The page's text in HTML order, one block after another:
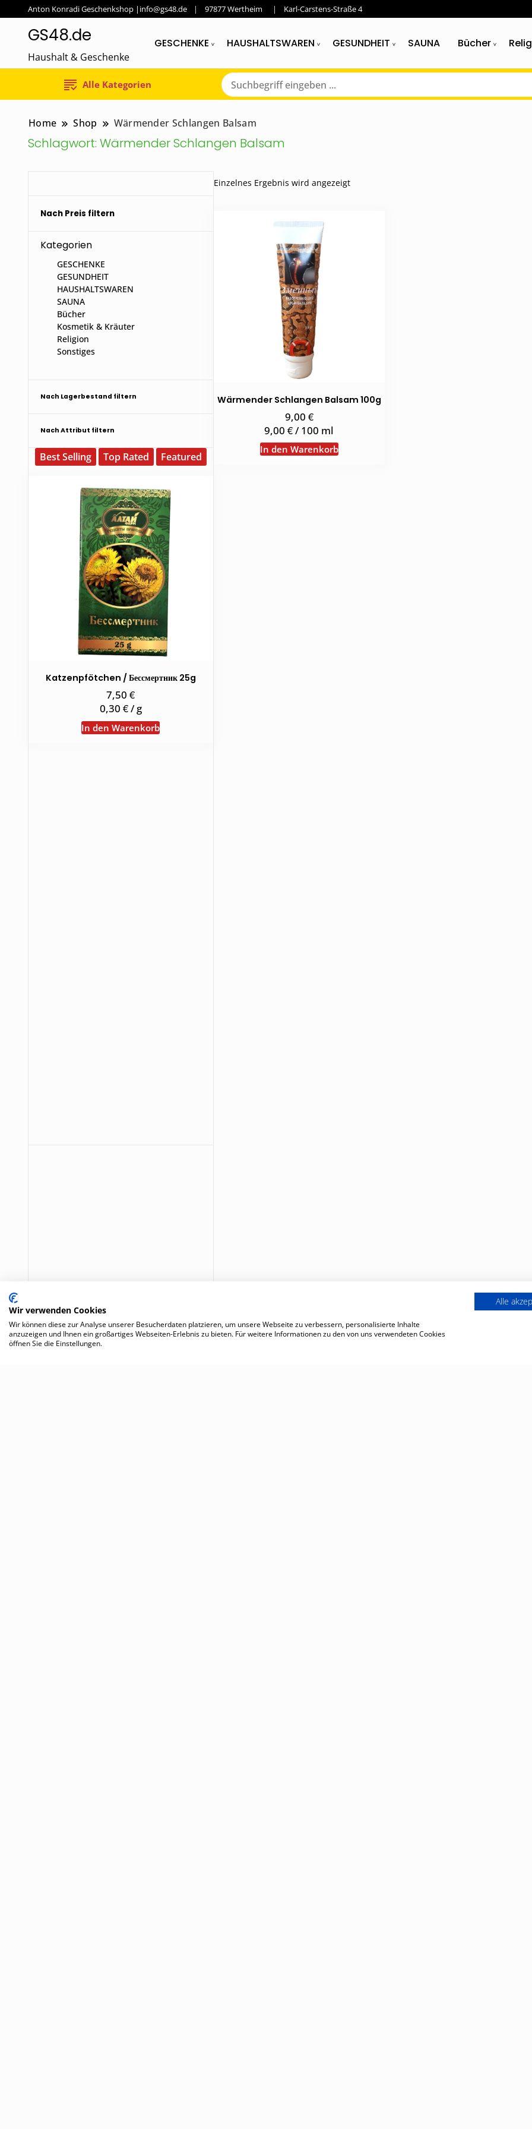
Anton Konradi Geschenkshop |info@gs48.de 97877 Wertheim Karl-Carstens-Straße 4
GS48.de
Haushalt & Geschenke
GESCHENKE HAUSHALTSWAREN GESUNDHEIT SAUNA Bücher
Alle Kategorien
Home Shop Wärmender Schlangen Balsam
Schlagwort: Wärmender Schlangen Balsam
Einzelnes Ergebnis wird angezeigt
Wärmender Schlangen Balsam 100g
9,00 €
9,00€/100 ml
In den Warenkorb
Nach Preis filtern
Kategorien
GESCHENKE
GESUNDHEIT
HAUSHALTSWAREN
SAUNA
Bücher
Kosmetik & Kräuter
Religion
Sonstiges
Nach Lagerbestand filtern
Nach Attribut filtern
Best Selling Top Rated Featured
Katzenpfötchen / Бессмертник 25g
7,50€
0,30 €/g
In den Warenkorb
Wir verwenden Cookies
Wir können diese zur Analyse unserer Besucherdaten platzieren, um unsere Webseite zu verbessern, personalisierte Inhalte
anzuzeigen und Ihnen ein großartiges Webseiten-Erlebnis zu bieten. Für weitere Informationen zu den von uns verwendeten Cookies
öffnen Sie die Einstellungen.
Alle